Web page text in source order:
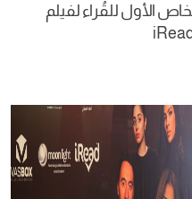
الأول للقُراء لفيلم